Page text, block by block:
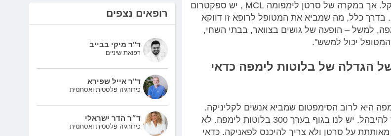
לילה, חום וירידה במשקל. אך במקרה של סרטן לימפומה MCL , יש ספקטרום
בדרך כלל, מה שמביא את המטופל לרופא זו דווקא
למשל – הופעה של גושים בצוואר, בבתי השחי,
יכול למשש".
הגדלה של בלוטות לימפה כדאי
היא לרוב הסימפטום שמביא אנשים לקליניקה.
אבל קודם כל, לא צריך להיבהל. יש לנו בגוף בערך 300 בלוטות לימפה. לא
על סרטן ולא צריך להיכנס לפאניקה. כדאי
רופאים נצפים
ד"ר מיקי בבייב
רפואת שיניים
ד"ר אייל שפירא
כירורגיה פלסטית ואסתטית
ד״ר הדר ישראלי
כירורגיה פלסטית ואסתטית